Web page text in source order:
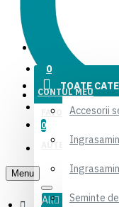
CONTUL MEU
FAVORITE
0
All
TOATE
Accesorii
Seminte
CONTUL MEU
FAVORITE
0
AUTENTIFICARE
Menu